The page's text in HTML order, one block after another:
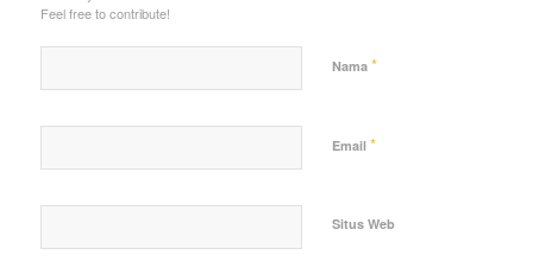
Feel free to contribute!
Nama *
Email *
Situs Web